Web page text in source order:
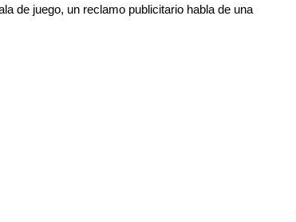
de juego, un reclamo publicitario habla de una